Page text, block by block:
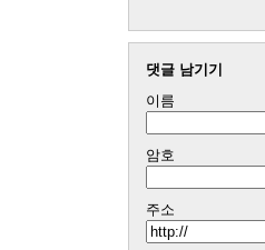
댓글 남기기
이름
암호
주소